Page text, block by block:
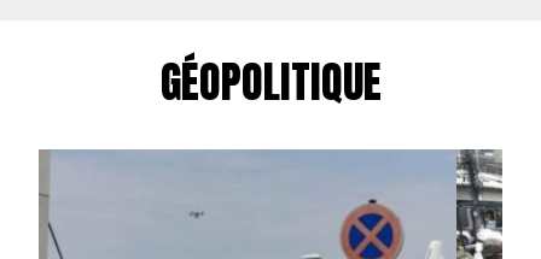
GÉOPOLITIQUE